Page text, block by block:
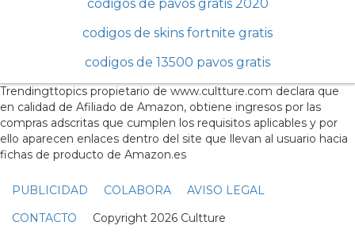
codigos de pavos gratis 2020
codigos de skins fortnite gratis
codigos de 13500 pavos gratis
Trendingttopics propietario de www.cultture.com declara que
en calidad de Afiliado de Amazon, obtiene ingresos por las
compras adscritas que cumplen los requisitos aplicables y por
ello aparecen enlaces dentro del site que llevan al usuario hacia
fichas de producto de Amazon.es
PUBLICIDAD COLABORA
AVISO LEGAL
CONTACTO Copyright 2026 Cultture